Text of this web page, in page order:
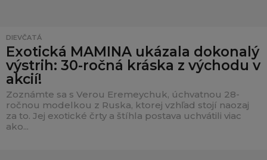
DIEVČATÁ
Exotická MAMINA ukázala dokonalý
výstrih: 30-ročná kráska z východu v
akcií!
Zoznámte sa s Verou Eremeychuk, úchvatnou 28-
ročnou modelkou z Ruska, ktorej vzhľad stojí naozaj
za to. Jej exotické črty a štíhla postava uchvátili viac
ako...